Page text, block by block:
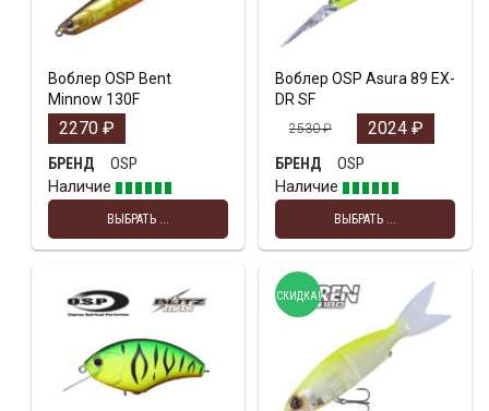
Воблер OSP Bent
Minnow 130F
2270 ₽
БРЕНД
OSP
Наличие
ВЫБРАТЬ ...
Воблер OSP Asura 89 EX-
DR SF
2530₽ 2024 ₽
БРЕНД
OSP
Наличие
ВЫБРАТЬ ...
СКИДКА!